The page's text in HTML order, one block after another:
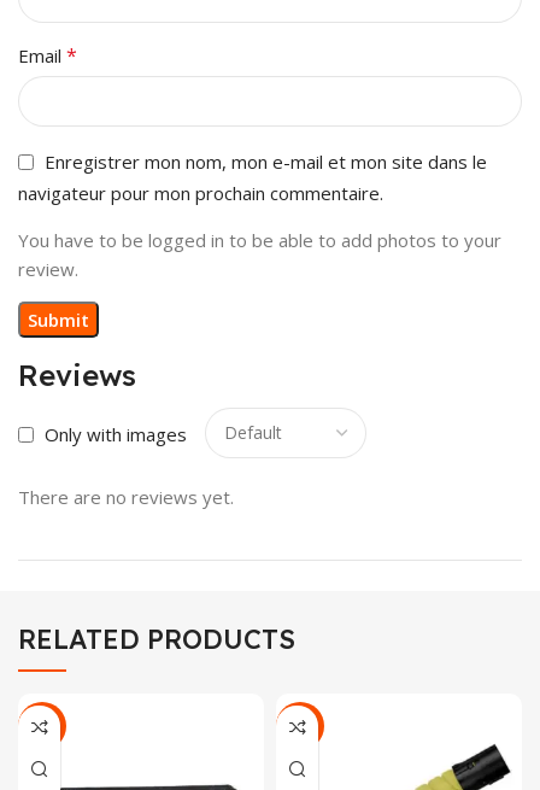
Reviews
Only with images
There are no reviews yet.
Email *
Enregistrer mon nom, mon e-mail et mon site dans le
navigateur pour mon prochain commentaire.
You have to be logged in to be able to add photos to your
review.
RELATED PRODUCTS
-21% -19%